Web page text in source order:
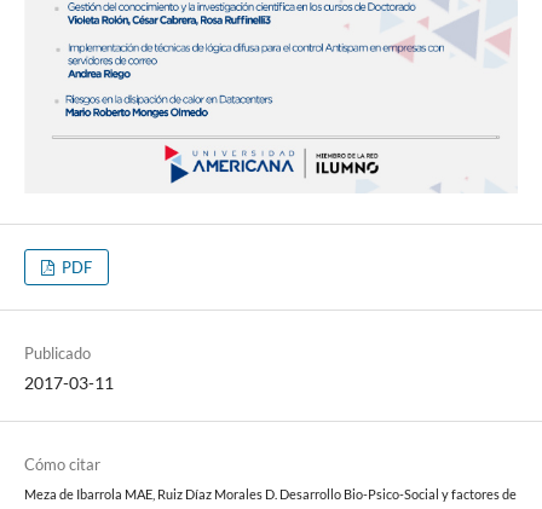
PDF
Publicado
2017-03-11
Cómo citar
Meza de Ibarrola MAE, Ruiz Díaz Morales D. Desarrollo Bio-Psico-Social y factores de